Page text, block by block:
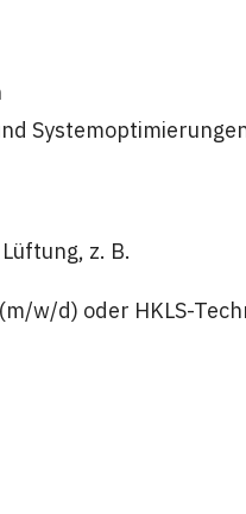
z. B.
w/d) oder HKLS-